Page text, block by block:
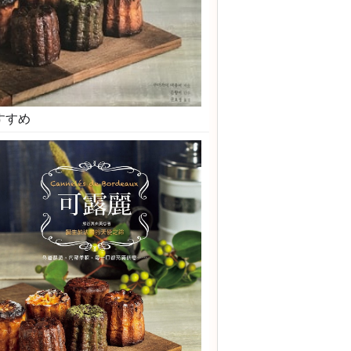
カヌレ（韓国語）
NEW
ンスの郷土菓子の本
語 ISBN9784528021082
2016/09
すめ